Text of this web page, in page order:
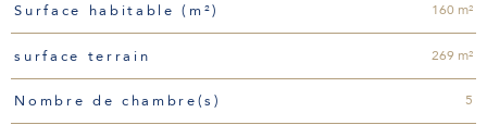
Surface habitable (m²) 160 m²
surface terrain 269 m²
Nombre de chambre(s) 5